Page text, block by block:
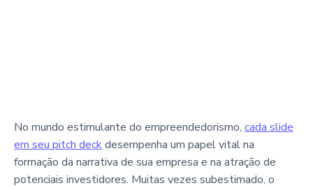
No mundo estimulante do empreendedorismo, cada slide
em seu pitch deckdesempenha um papel vital na
formação da narrativa de sua empresa e na atração de
potenciais investidores. Muitas vezes subestimado, o